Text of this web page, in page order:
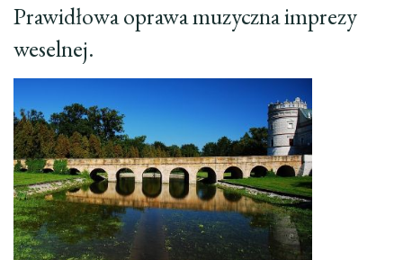
Prawidłowa oprawa muzyczna imprezy
weselnej.